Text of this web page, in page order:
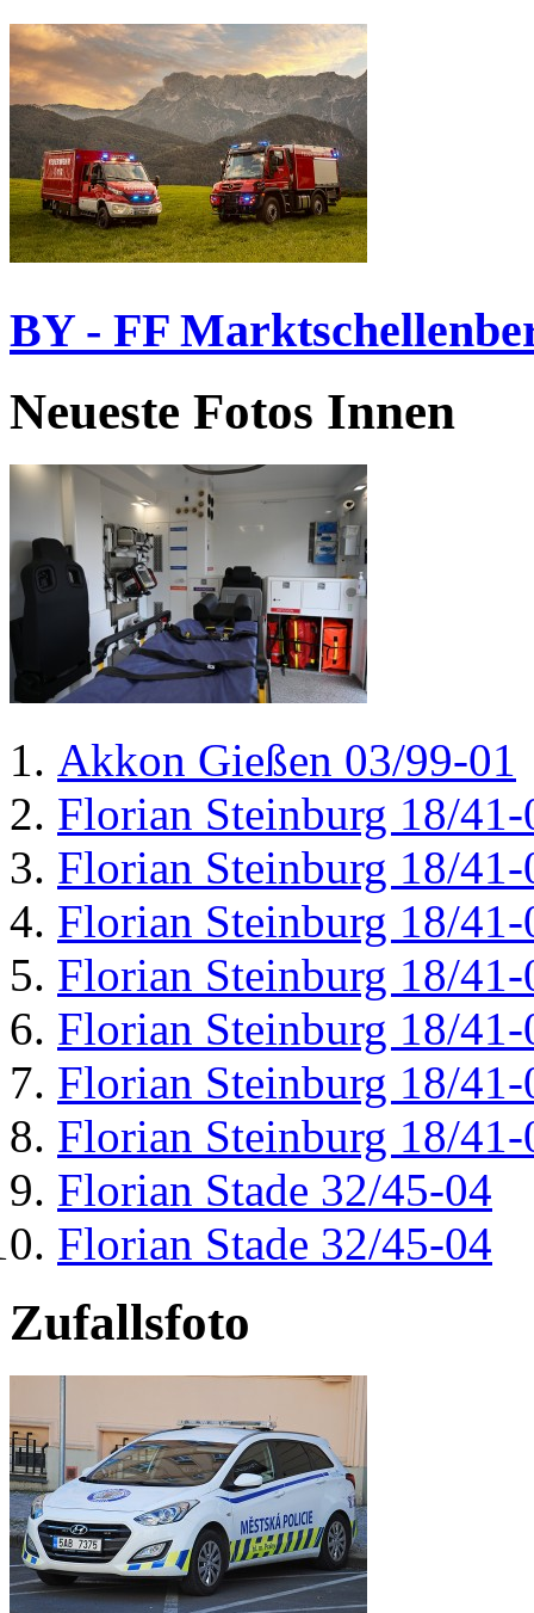
BY - FF
Neueste Fotos Innen
Akkon Gießen 03/99-01
Florian Steinburg 18/41-
Florian Steinburg 18/41-
Florian Steinburg 18/41-
Florian Steinburg 18/41-
Florian Steinburg 18/41-
Florian Steinburg 18/41-
Florian Steinburg 18/41-
Florian Stade 32/45-04
Florian Stade 32/45-04
Zufallsfoto